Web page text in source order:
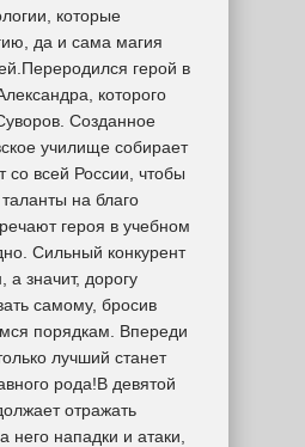
которые
да и сама магия
герой в
которого
Созданное
училище собирает
со всей России, чтобы
на благо
героя в учебном
Сильный конкурент
а значит, дорогу
самому, бросив
порядкам. Впереди
лучший станет
рода!В девятой
отражать
него нападки и атаки,